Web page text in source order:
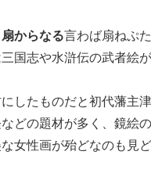
からなる言わば扇ねぷた
国志や水滸伝の武者絵が
したものだと初代藩主
どの題材が多く、鏡絵
女性画が殆どなのも見